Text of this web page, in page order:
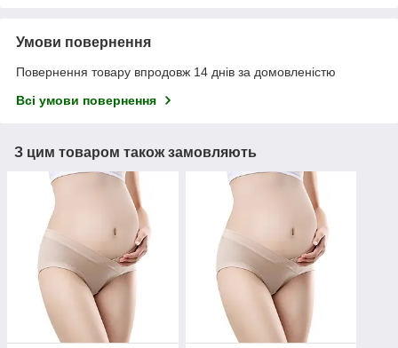
Умови повернення
Повернення товару впродовж 14 днів за домовленістю
Всі умови повернення
З цим товаром також замовляють